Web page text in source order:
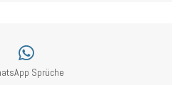
Sprüche